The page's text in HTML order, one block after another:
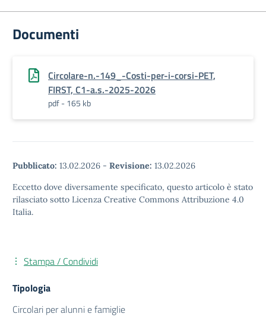
Documenti
Circolare-n.-149_-Costi-per-i-corsi-PET,
FIRST, C1-a.s.-2025-2026
pdf - 165 kb
Pubblicato: 13.02.2026 - Revisione: 13.02.2026
Eccetto dove diversamente specificato, questo articolo è stato
rilasciato sotto Licenza Creative Commons Attribuzione 4.0
Italia.
Stampa / Condividi
Tipologia
Circolari per alunni e famiglie